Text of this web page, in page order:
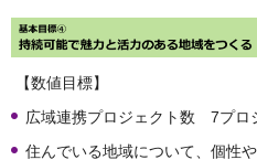
【数値目標】
広域連携プロジェクト数 7プロ
住んでいる地域について、個性